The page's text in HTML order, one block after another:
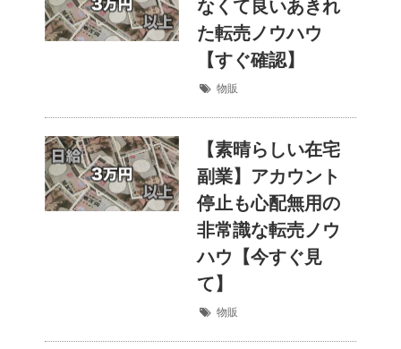
なくて良いあきれ
た転売ノウハウ
【すぐ確認】
物販
【素晴らしい在宅
副業】アカウント
停止も心配無用の
非常識な転売ノウ
ハウ【今すぐ見
て】
物販